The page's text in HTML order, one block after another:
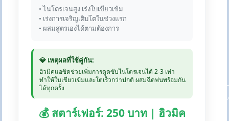
• ไนโตรเจนสูง เร่งใบเขียวเข้ม
• เร่งการเจริญเติบโตในช่วงแรก
• ผสมสูตรเองได้ตามต้องการ
💎 เหตุผลที่ใช้คู่กัน:
ฮิวมิคแอซิดช่วยเพิ่มการดูดซับไนโตรเจนได้ 2-3 เท่า
ทำให้ใบเขียวเข้มและโตเร็วกว่าปกติ ผสมฉีดพ่นพร้อมกัน
ได้ทุกครั้ง
💰 สตาร์เฟอร์: 250 บาท | ฮิวมิค